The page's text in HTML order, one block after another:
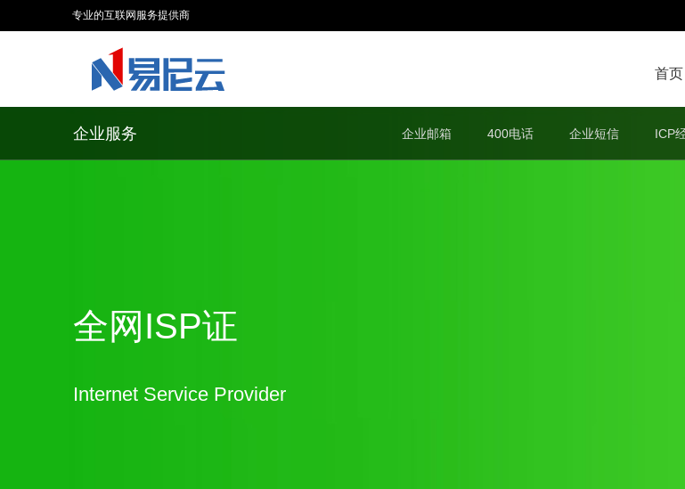
专业的互联网服务提供商
首页
企业服务 ICP
企业短信
400电话
企业邮箱
全网ISP证
Internet Service Provider